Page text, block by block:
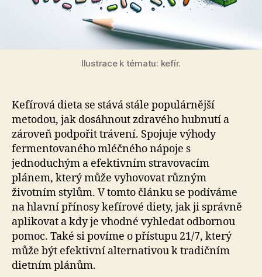
Ilustrace k tématu: kefír.
Kefírová dieta se stává stále populárnější
metodou, jak dosáhnout zdravého hubnutí a
zároveň podpořit trávení. Spojuje výhody
fermentovaného mléčného nápoje s
jednoduchým a efektivním stravovacím
plánem, který může vyhovovat různým
životním stylům. V tomto článku se podíváme
na hlavní přínosy kefírové diety, jak ji správně
aplikovat a kdy je vhodné vyhledat odbornou
pomoc. Také si povíme o přístupu 21/7, který
může být efektivní alternativou k tradičním
dietním plánům.